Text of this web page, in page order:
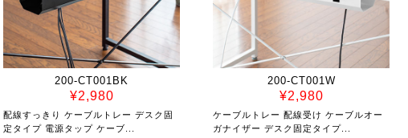
200-CT001BK
¥2,980
配線すっきり ケーブルトレー デスク固
定タイプ 電源タップ ケーブ...
200-CT001W
¥2,980
ケーブルトレー 配線受け ケーブルオー
ガナイザー デスク固定タイプ...